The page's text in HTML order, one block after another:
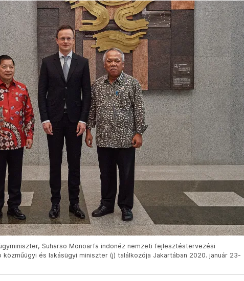
Suharso Monoarfa indonéz nemzeti fejlesztéstervezési
közműügyi és lakásügyi miniszter (j) találkozója Jakartában 2020. január 23-